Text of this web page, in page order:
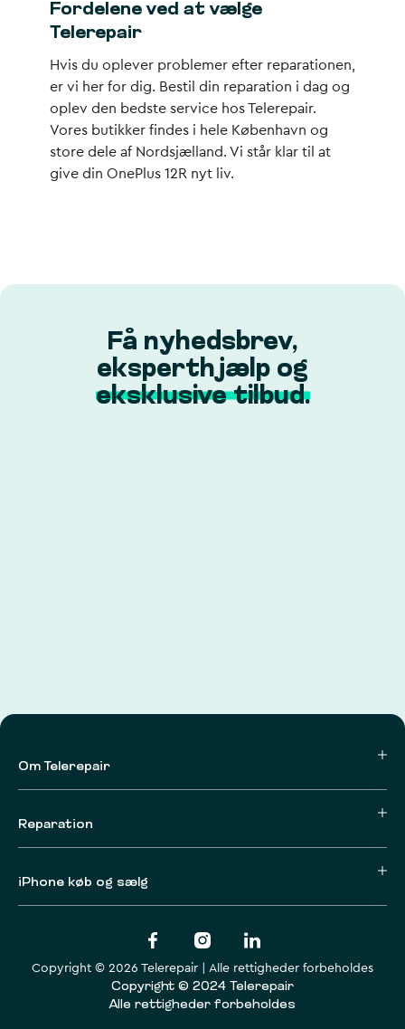
Fordelene ved at vælge
Telerepair
Hvis du oplever problemer efter reparationen,
er vi her for dig. Bestil din reparation i dag og
oplev den bedste service hos Telerepair.
Vores butikker findes i hele København og
store dele af Nordsjælland. Vi står klar til at
give din OnePlus 12R nyt liv.
Få nyhedsbrev,
eksperthjælp og
eksklusive tilbud.
Om Telerepair
Reparation
iPhone køb og sælg
Copyright © 2026 Telerepair | Alle rettigheder forbeholdes
Copyright © 2024 Telerepair
Alle rettigheder forbeholdes